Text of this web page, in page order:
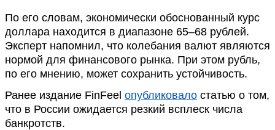
По его словам, экономически обоснованный курс
доллара находится в диапазоне 65–68 рублей.
Эксперт напомнил, что колебания валют являются
нормой для финансового рынка. При этом рубль,
по его мнению, может сохранить устойчивость.
Ранее издание FinFeel опубликовало статью о том,
что в России ожидается резкий всплеск числа
банкротств.